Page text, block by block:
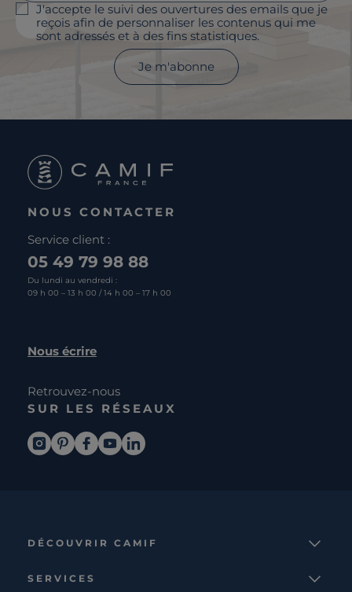
J'accepte le suivi des ouvertures des emails que je
reçois afin de personnaliser les contenus qui me
sont adressés et à des fins statistiques.
Je m'abonne
NOUS CONTACTER
Service client :
05 49 79 98 88
Du lundi au vendredi :
09 h 00 – 13 h 00 / 14 h 00 – 17 h 00
Nous écrire
Retrouvez-nous
SUR LES RÉSEAUX
DÉCOUVRIR CAMIF
SERVICES